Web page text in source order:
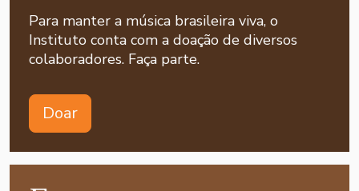
Para manter a música brasileira viva, o
Instituto conta com a doação de diversos
colaboradores. Faça parte.
Doar